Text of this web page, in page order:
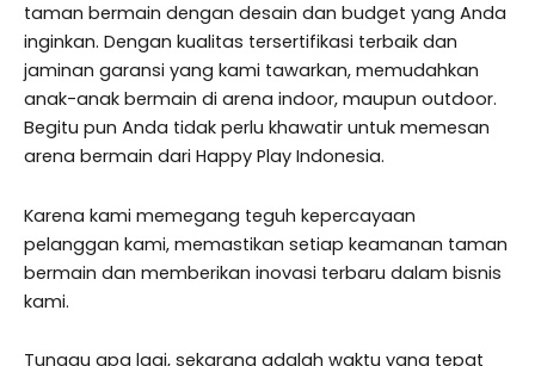
taman bermain dengan desain dan budget yang Anda
inginkan. Dengan kualitas tersertifikasi terbaik dan
jaminan garansi yang kami tawarkan, memudahkan
anak-anak bermain di arena indoor, maupun outdoor.
Begitu pun Anda tidak perlu khawatir untuk memesan
arena bermain dari Happy Play Indonesia.
Karena kami memegang teguh kepercayaan
pelanggan kami, memastikan setiap keamanan taman
bermain dan memberikan inovasi terbaru dalam bisnis
kami.
Tunggu apa lagi, sekarang adalah waktu yang tepat